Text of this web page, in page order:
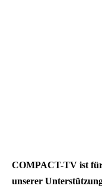
COMPACT-TV ist für
unserer